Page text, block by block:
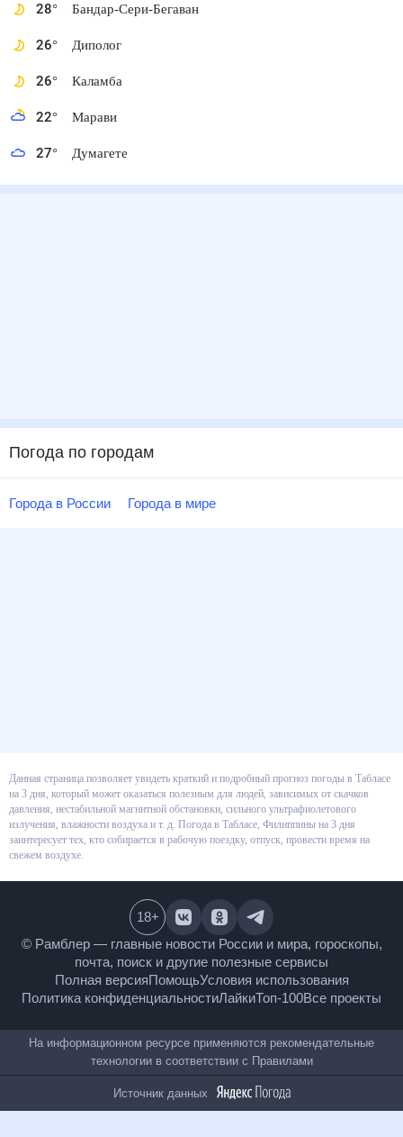
28° Бандар-Сери-Бегаван
26° Диполог
26° Каламба
22° Марави
27° Думагете
Погода по городам
Города в России Города в мире
Данная страница позволяет увидеть краткий и подробный прогноз
погоды в Табласе на 3 дня, который может оказаться полезным для
людей, зависимых от скачков давления, нестабильной магнитной
обстановки, сильного ультрафиолетового излучения, влажности воздуха
и т. д. Погода в Табласе, Филиппины на 3 дня заинтересует тех, кто
собирается в рабочую поездку, отпуск, провести время на свежем
© Рамблер — главные новости России и мира,
гороскопы, почта, поиск и другие полезные сервисы
Полная версияПомощьУсловия использования
Все проекты
18+
На информационном ресурсе применяются
рекомендательные технологии в соответствии с